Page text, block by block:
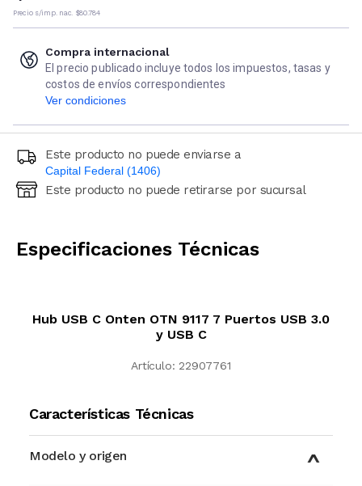
Precio s/imp. nac. $80.784
Compra internacional
El precio publicado incluye todos los impuestos, tasas y
costos de envíos correspondientes
Ver condiciones
Este producto no puede enviarse a
Capital Federal (1406)
Ingresá código postal (sólo números)
Este producto no puede retirarse por sucursal
Especificaciones Técnicas
Hub USB C Onten OTN 9117 7 Puertos USB 3.0
y USB C
Artículo: 22907761
Características Técnicas
Modelo y origen